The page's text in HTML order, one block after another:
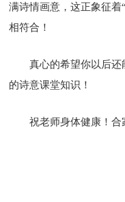
满诗情画意，这正象征
相符合！
真心的希望你以后
的诗意课堂知识！
祝老师身体健康！合